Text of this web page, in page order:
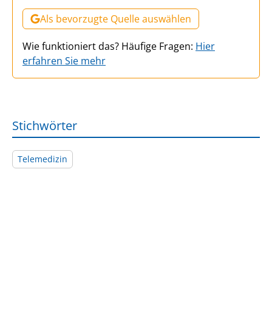
Als bevorzugte Quelle auswählen
Wie funktioniert das? Häufige Fragen: Hier
erfahren Sie mehr
Stichwörter
Telemedizin